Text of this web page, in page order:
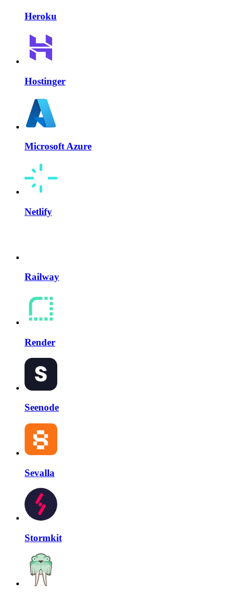
Heroku
Hostinger
Microsoft Azure
Netlify
Railway
Render
Seenode
Sevalla
Stormkit